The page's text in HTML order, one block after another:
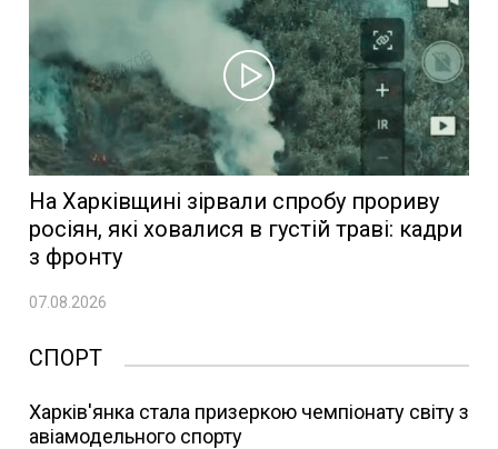
На Харківщині зірвали спробу прориву
росіян, які ховалися в густій траві: кадри
з фронту
07.08.2026
СПОРТ
Харків'янка стала призеркою чемпіонату світу з
авіамодельного спорту